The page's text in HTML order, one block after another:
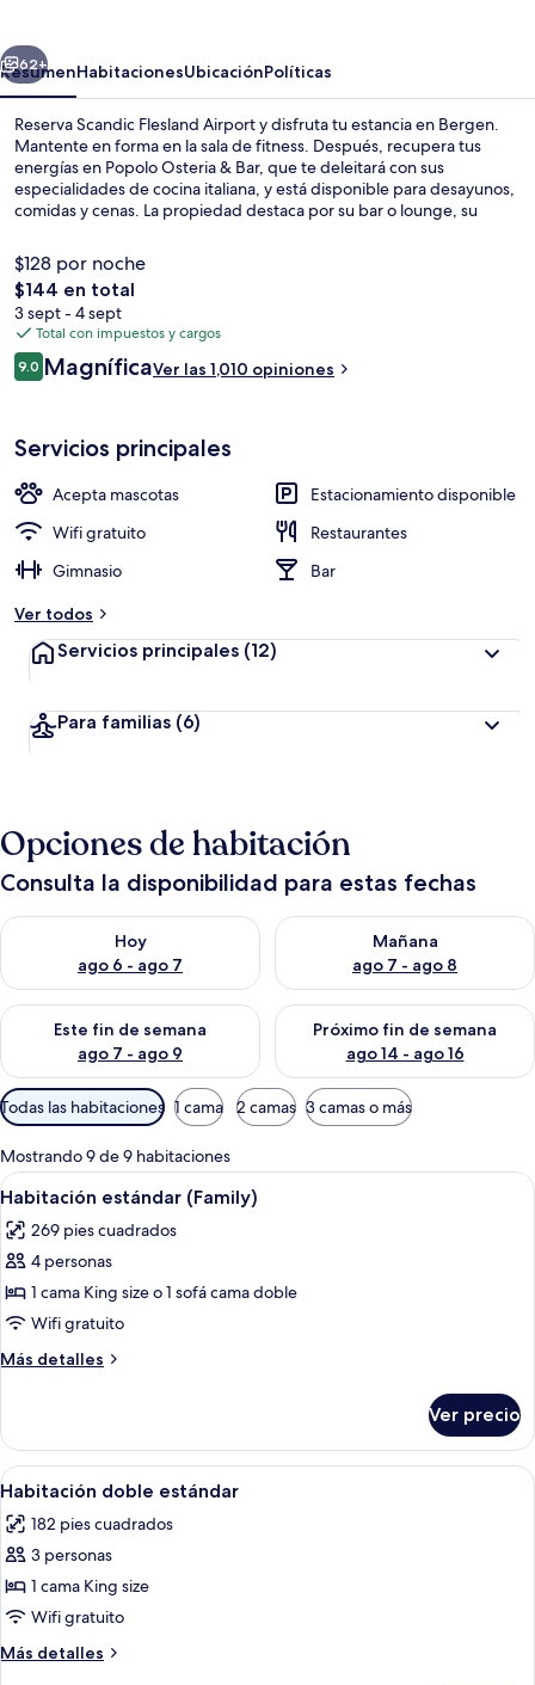
Siguiente
62+
ResumenHabitacionesUbicaciónPolíticas
Reserva Scandic Flesland Airport y disfruta tu estancia en Bergen.
Mantente en forma en la sala de fitness. Después, recupera tus
energías en Popolo Osteria & Bar, que te deleitará con sus
especialidades de cocina italiana, y está disponible para desayunos,
comidas y cenas. La propiedad destaca por su bar o lounge, su
aeropuerto y el desayuno están muy bien calificados por otros
visitantes.
$128 por noche
El
precio
total
es
de
$144 en total
3 sept - 4 sept
Total con impuestos y cargos
Opiniones
9.09.0 de 10,
MagníficaVer las 1,010 opiniones
Servicios principales
Acepta mascotas
Estacionamiento disponible
Wifi gratuito
Restaurantes
Gimnasio
Bar
Ver todos
Servicios principales (12)
Para familias (6)
Opciones de habitación
Consulta la disponibilidad para estas fechas
Hoy
ago 6 - ago 7
Consulta la disponibilidad para hoy ago 6 - ago 7
Mañana
ago 7 - ago 8
Consulta la disponibilidad
Este fin de semana
ago 7 - ago 9
Consulta la disponibilidad para este fin de semana ago 7 -
Próximo fin de semana
ago 14 - ago 16
Consulta la disponibilidad
Filtros
disponibles
para
las
habitaciones
Todas las habitaciones 1 cama 2 camas 3 camas o más
Mostrando 9 de 9 habitaciones
Abrir
todas
las
fotos
de
Habitación
estándar
(Family)
Un baño moderno con ducha de
11
Habitación estándar (Family)
269 pies cuadrados
4 personas
1 cama King size o 1 sofá cama doble
Wifi gratuito
Más detalles
Más
estándar
(Family)
Ver precio
Abrir
todas
las
fotos
de
Habitación
doble
estándar
Un baño moderno con ducha de
9
Habitación doble estándar
182 pies cuadrados
3 personas
1 cama King size
Wifi gratuito
Más detalles
Más